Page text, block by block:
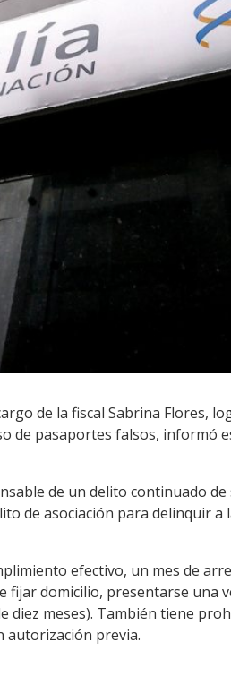
de la fiscal Sabrina Flores,
de pasaportes falsos, informó
de un delito continuado
de asociación para delinquir a
efectivo, un mes de
domicilio, presentarse una
meses). También tiene
autorización previa.